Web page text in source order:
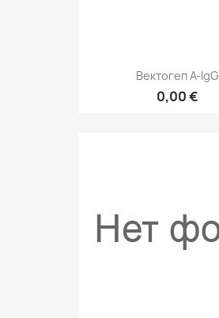
Вектогеп А-IgG
0,00 €